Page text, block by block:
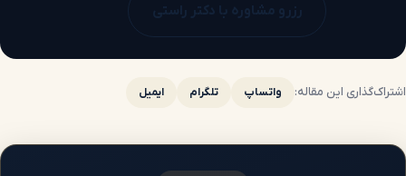
رزرو مشاوره با دکتر راستی
اشتراک‌گذاری این مقاله: واتساپ تلگرام ایمیل